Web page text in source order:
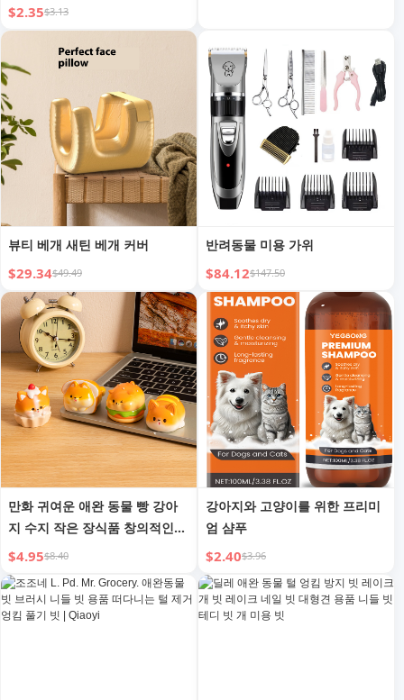
풀기 촘촘한 기어 스틸 빗 장모
용 스페셜 빗 애완 동물 빗
$2.35$3.13
뷰티 베개 새틴 베개 커버
$29.34$49.49
반려동물 미용 가위
$84.12$147.50
만화 귀여운 애완 동물 빵 강아
지 수지 작은 장식품 창의적인
사무실 공부 책상 장식품 미니
작은 선물
$4.95$8.40
강아지와 고양이를 위한 프리미
엄 샴푸
$2.40$3.96